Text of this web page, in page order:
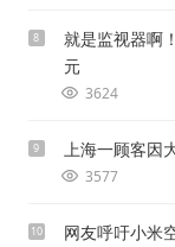
8
就是监视器啊
元
3624
9 上海一顾客因
3577
10 网友呼吁小米